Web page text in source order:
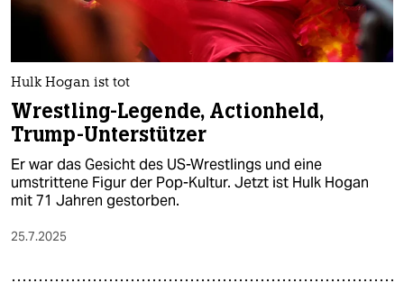
Hulk Hogan ist tot
Wrestling-Legende, Actionheld,
Trump-Unterstützer
Er war das Gesicht des US-Wrestlings und eine
umstrittene Figur der Pop-Kultur. Jetzt ist Hulk Hogan
mit 71 Jahren gestorben.
25.7.2025